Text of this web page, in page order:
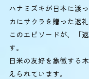
ハナミズキが日本に渡
カにサクラを贈った返
このエピソードが、「
す。
日米の友好を象徴する
えられています。